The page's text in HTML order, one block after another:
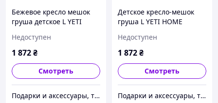
Бежевое кресло мешок
груша детское L YETI
Недоступен
1 872₴
Смотреть
Подарки и аксессуары, товары для Вашего имиджа и комфорта.
Детское кресло-мешок
груша L YETI HOME
хлопок
Недоступен
1 872₴
Смотреть
Подарки и аксессуары, товары для Вашего имиджа и комфорта.